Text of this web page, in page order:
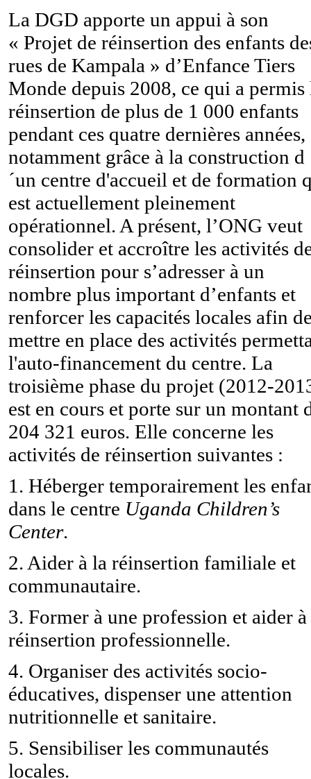
La DGD apporte un appui à son
« Projet de réinsertion des enfants
rues de Kampala » d’Enfance Tiers
Monde depuis 2008, ce qui a permis
réinsertion de plus de 1 000 enfants
pendant ces quatre dernières années,
notamment grâce à la construction d
´un centre d'accueil et de formation
est actuellement pleinement
opérationnel. A présent, l’ONG veut
consolider et accroître les activités
réinsertion pour s’adresser à un
nombre plus important d’enfants et
renforcer les capacités locales afin
mettre en place des activités
l'auto-financement du centre. La
troisième phase du projet (2012-
est en cours et porte sur un montant
204 321 euros. Elle concerne les
activités de réinsertion suivantes :
1. Héberger temporairement les
dans le centre Uganda Children’s
Center.
2. Aider à la réinsertion familiale et
communautaire.
3. Former à une profession et aider
réinsertion professionnelle.
4. Organiser des activités socio-
éducatives, dispenser une attention
nutritionnelle et sanitaire.
5. Sensibiliser les communautés
locales.